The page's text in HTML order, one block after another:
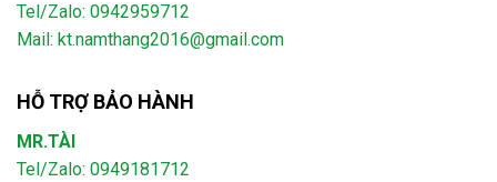
Tel/Zalo: 0942959712
Mail: kt.namthang2016@gmail.com
HỖ TRỢ BẢO HÀNH
MR.TÀI
Tel/Zalo: 0949181712